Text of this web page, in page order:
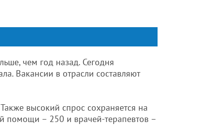
чем год назад. Сегодня
Вакансии в отрасли составляют
высокий спрос сохраняется на
помощи – 250 и врачей-терапевтов –